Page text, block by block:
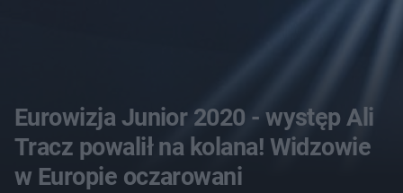
Eurowizja Junior 2020 - występ Ali
Tracz powalił na kolana! Widzowie
w Europie oczarowani